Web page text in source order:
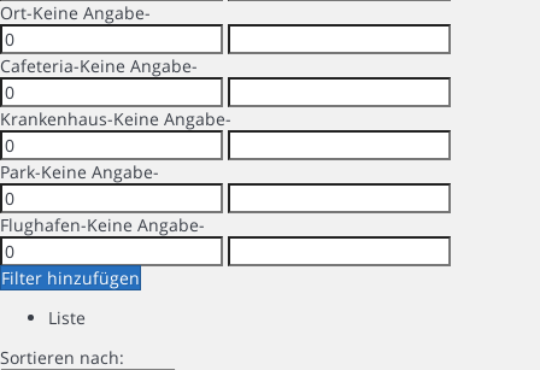
Ort-Keine Angabe-
Cafeteria-Keine Angabe-
Krankenhaus-Keine Angabe-
Park-Keine Angabe-
Flughafen-Keine Angabe-
Filter hinzufügen
Liste
Sortieren nach: